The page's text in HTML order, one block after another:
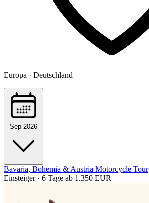
Europa · Deutschland
Sep 2026
Bavaria, Bohemia & Austria Motorcycle Tour
Einsteiger · 6 Tage ab 1.350 EUR